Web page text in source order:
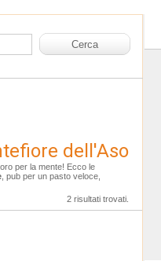
dell'Aso
per la mente! Ecco le
, pub per un pasto veloce,
2 risultati trovati.